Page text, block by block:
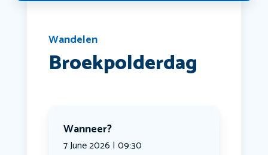
Wandelen
Broekpolderdag
Wanneer?
7 June 2026 | 09:30